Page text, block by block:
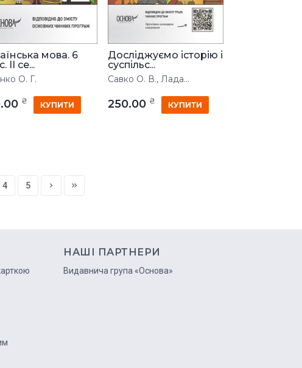
мова. 6
ІІ се...
О. Г.
₴ КУПИТИ
Досліджуємо історію і
суспільс...
Савко О. В., Лада...
250.00 ₴ КУПИТИ
4 5
НАШІ ПАРТНЕРИ
Видавнича група «Основа»